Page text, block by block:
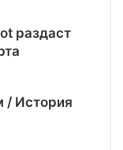
раздаст
/ История